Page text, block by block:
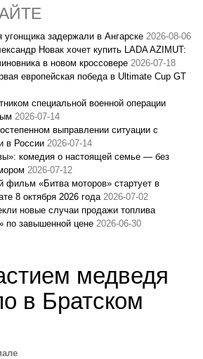
угонщика задержали в Ангарске 2026-08-06
Новак хочет купить LADA AZIMUT:
в новом кроссовере 2026-07-18
европейская победа в Ultimate Cup GT
специальной военной операции
2026-07-14
выправлении ситуации с
в России 2026-07-14
комедия о настоящей семье — без
2026-07-12
фильм «Битва моторов» стартует в
8 октября 2026 года 2026-07-02
новые случаи продажи топлива
по завышенной цене 2026-06-30
медведя
в Братском